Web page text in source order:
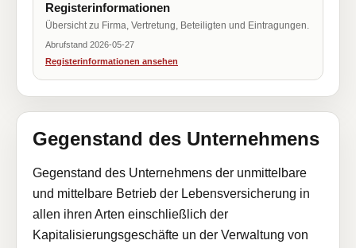
Registerinformationen
Übersicht zu Firma, Vertretung, Beteiligten und Eintragungen.
Abrufstand 2026-05-27
Registerinformationen ansehen
Gegenstand des Unternehmens
Gegenstand des Unternehmens der unmittelbare
und mittelbare Betrieb der Lebensversicherung in
allen ihren Arten einschließlich der
Kapitalisierungsgeschäfte un der Verwaltung von